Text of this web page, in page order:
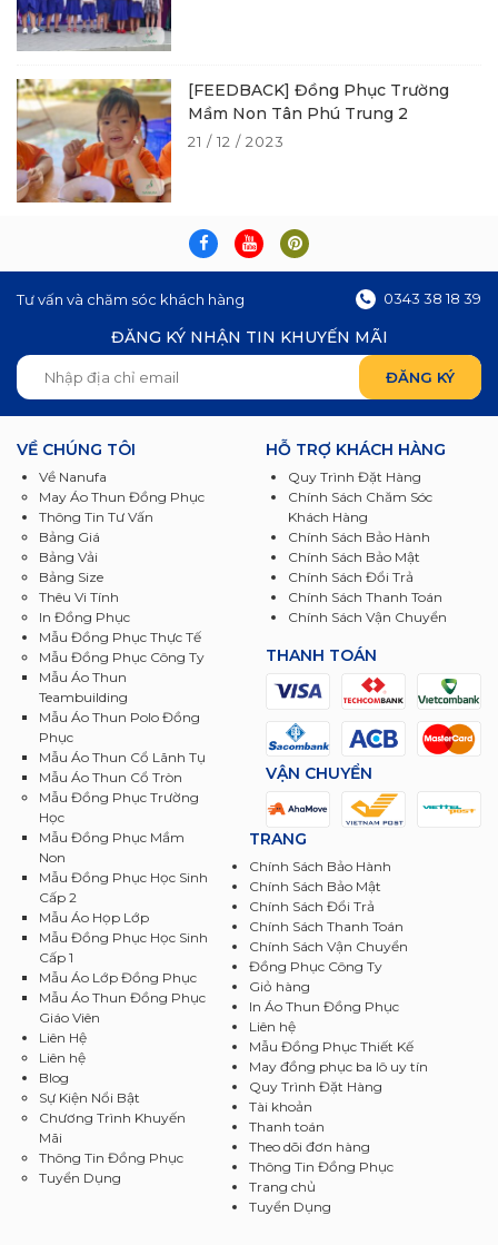
[FEEDBACK] Đồng Phục Trường
Mầm Non Tân Phú Trung 2
21 / 12 / 2023
Tư vấn và chăm sóc khách hàng 0343 38 18 39
ĐĂNG KÝ NHẬN TIN KHUYẾN MÃI
VỀ CHÚNG TÔI
Về Nanufa
May Áo Thun Đồng Phục
Thông Tin Tư Vấn
Bảng Giá
Bảng Vải
Bảng Size
Thêu Vi Tính
In Đồng Phục
Mẫu Đồng Phục Thực Tế
Mẫu Đồng Phục Công Ty
Mẫu Áo Thun
Teambuilding
Mẫu Áo Thun Polo Đồng
Phục
Mẫu Áo Thun Cổ Lãnh Tụ
Mẫu Áo Thun Cổ Tròn
Mẫu Đồng Phục Trường
Học
Mẫu Đồng Phục Mầm
Non
Mẫu Đồng Phục Học Sinh
Cấp 2
Mẫu Áo Họp Lớp
Mẫu Đồng Phục Học Sinh
Cấp 1
Mẫu Áo Lớp Đồng Phục
Mẫu Áo Thun Đồng Phục
Giáo Viên
Liên Hệ
Liên hệ
Blog
Sự Kiện Nổi Bật
Chương Trình Khuyến
Mãi
Thông Tin Đồng Phục
Tuyển Dụng
HỖ TRỢ KHÁCH HÀNG
Quy Trình Đặt Hàng
Chính Sách Chăm Sóc
Khách Hàng
Chính Sách Bảo Hành
Chính Sách Bảo Mật
Chính Sách Đổi Trả
Chính Sách Thanh Toán
Chính Sách Vận Chuyển
THANH TOÁN
VẬN CHUYỂN
TRANG
Chính Sách Bảo Hành
Chính Sách Bảo Mật
Chính Sách Đổi Trả
Chính Sách Thanh Toán
Chính Sách Vận Chuyển
Đồng Phục Công Ty
Giỏ hàng
In Áo Thun Đồng Phục
Liên hệ
Mẫu Đồng Phục Thiết Kế
May đồng phục ba lô uy tín
Quy Trình Đặt Hàng
Tài khoản
Thanh toán
Theo dõi đơn hàng
Thông Tin Đồng Phục
Trang chủ
Tuyển Dụng